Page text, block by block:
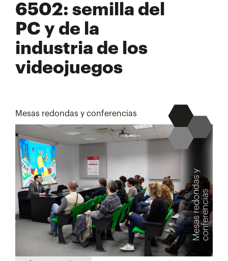
6502: semilla del
PC y de la
industria de los
videojuegos
Mesas redondas y conferencias